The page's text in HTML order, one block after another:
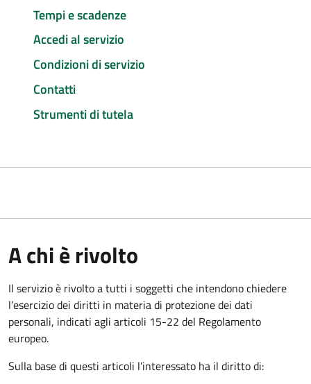
Tempi e scadenze
Accedi al servizio
Condizioni di servizio
Contatti
Strumenti di tutela
A chi è rivolto
Il servizio è rivolto a tutti i soggetti che intendono chiedere
l’esercizio dei diritti in materia di protezione dei dati
personali, indicati agli articoli 15-22 del Regolamento
europeo.
Sulla base di questi articoli l’interessato ha il diritto di: